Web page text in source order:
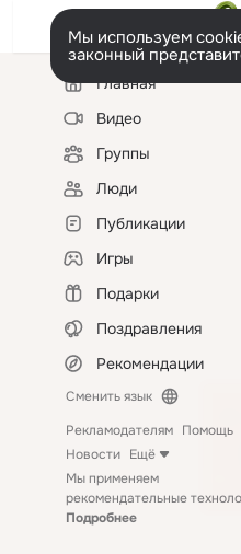
Мы используем
законный
Левая
колонкаГлавная
Видео
Группы
Люди
Публикации
Игры
Подарки
Поздравления
Рекомендации
Сменить язык
Рекламодателям Помощь
Новости Ещё
Мы применяем
рекомендательные
Подробнее